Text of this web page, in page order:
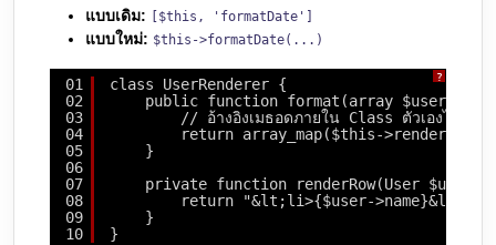
แบบเดิม: [$this, 'formatDate']
แบบใหม่: $this->formatDate(...)
?
01
02
03
04
05
06
07
08
09
10
class UserRenderer {
public function format(array $users):
// อ้างอิงเมธอดภายใน Class ตัวเองได้หล่อ
return array_map($this-
}
private function renderRow(User
return "&lt;li>{$user->name}&lt;/
}
}